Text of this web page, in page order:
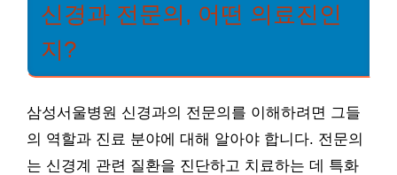
신경과 전문의, 어떤 의료진인
지?
삼성서울병원 신경과의 전문의를 이해하려면 그들
의 역할과 진료 분야에 대해 알아야 합니다. 전문의
는 신경계 관련 질환을 진단하고 치료하는 데 특화